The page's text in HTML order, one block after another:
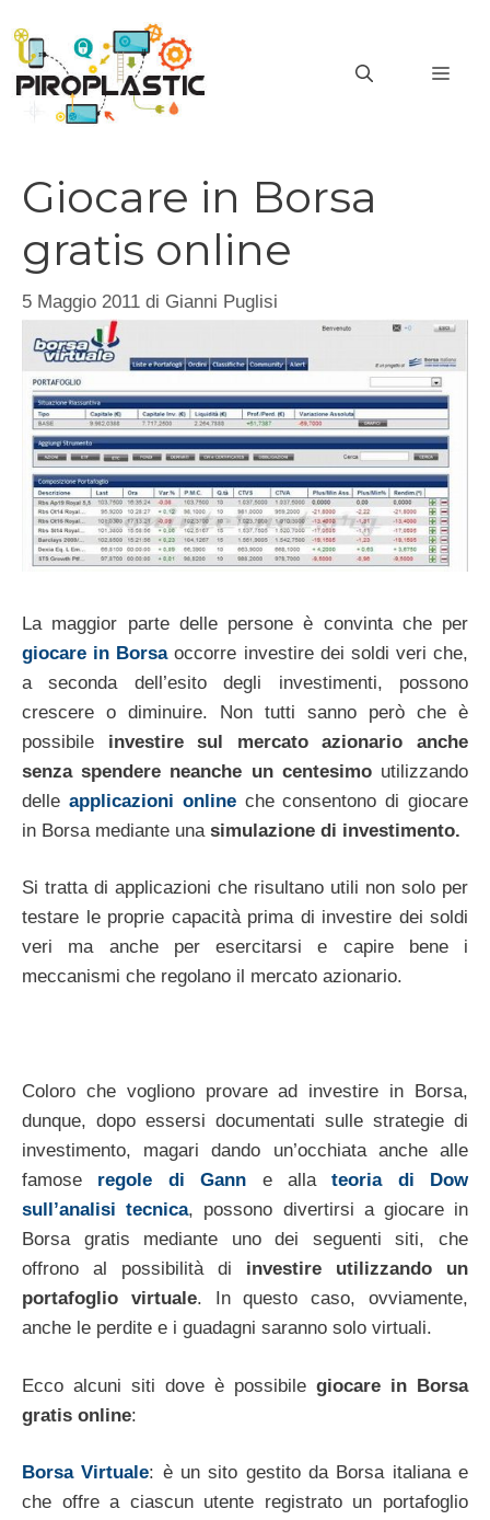
contenuto
Giocare in Borsa
gratis online
5 Maggio 2011 di Gianni Puglisi
La maggior parte delle persone è convinta che per
giocare in Borsaoccorre investire dei soldi veri che,
a seconda dell’esito degli investimenti, possono
crescere o diminuire. Non tutti sanno però che è
possibile investire sul mercato azionario anche
senza spendere neanche un centesimoutilizzando
delle applicazioni onlineche consentono di giocare
in Borsa mediante una simulazione di investimento.
Si tratta di applicazioni che risultano utili non solo per
testare le proprie capacità prima di investire dei soldi
veri ma anche per esercitarsi e capire bene i
meccanismi che regolano il mercato azionario.
Coloro che vogliono provare ad investire in Borsa,
dunque, dopo essersi documentati sulle strategie di
investimento, magari dando un’occhiata anche alle
famose regole di Gann e allateoria di Dow
sull’analisi tecnica, possono divertirsi a giocare in
Borsa gratis mediante uno dei seguenti siti, che
offrono al possibilità di investire utilizzando un
portafoglio virtuale. In questo caso, ovviamente,
anche le perdite e i guadagni saranno solo virtuali.
Ecco alcuni siti dove è possibile giocare in Borsa
gratis online:
Borsa Virtuale: è un sito gestito da Borsa italiana e
che offre a ciascun utente registrato un portafoglio